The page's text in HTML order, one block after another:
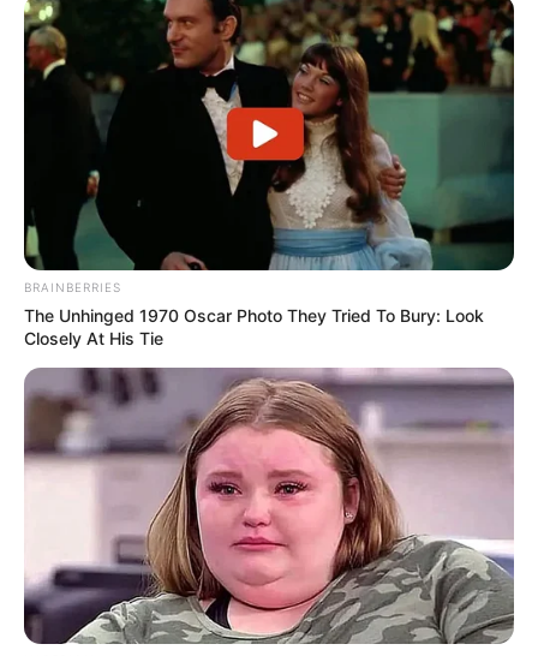
BRAINBERRIES
The Unhinged 1970 Oscar Photo They Tried To Bury: Look
Closely At His Tie